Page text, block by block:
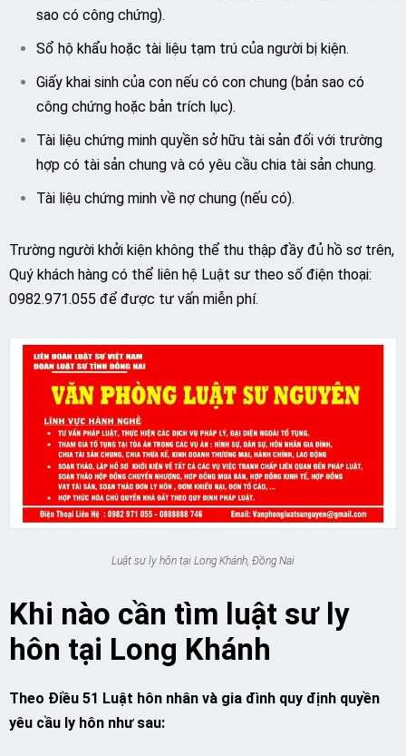
sao có công chứng).
Sổ hộ khẩu hoặc tài liệu tạm trú của người bị kiện.
Giấy khai sinh của con nếu có con chung (bản sao có
công chứng hoặc bản trích lục).
Tài liệu chứng minh quyền sở hữu tài sản đối với trường
hợp có tài sản chung và có yêu cầu chia tài sản chung.
Tài liệu chứng minh về nợ chung (nếu có).
Trường người khởi kiện không thể thu thập đầy đủ hồ sơ trên,
Quý khách hàng có thể liên hệ Luật sư theo số điện thoại:
0982.971.055 để được tư vấn miễn phí.
Luật sư ly hôn tại Long Khánh, Đồng Nai
Khi nào cần tìm luật sư ly
hôn tại Long Khánh
Theo Điều 51 Luật hôn nhân và gia đình quy định quyền
yêu cầu ly hôn như sau: